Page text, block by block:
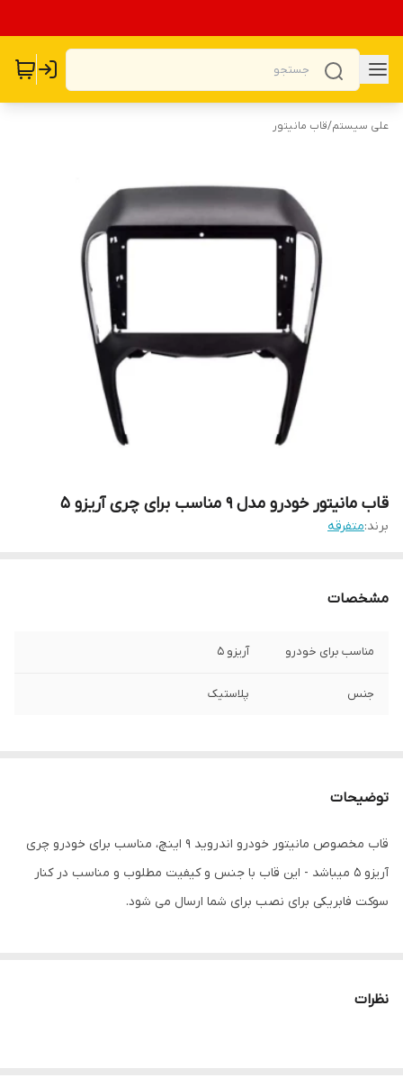
علی سیستم/قاب مانیتور
قاب مانیتور خودرو مدل 9 مناسب برای چری آریزو 5
برند:متفرقه
مشخصات
مناسب برای خودرو آریزو 5
جنس پلاستیک
توضیحات
قاب مخصوص مانیتور خودرو اندروید 9 اینچ، مناسب برای خودرو چری
آریزو 5 میباشد - این قاب با جنس و کیفیت مطلوب و مناسب در کنار
سوکت فابریکی برای نصب برای شما ارسال می شود.
نظرات